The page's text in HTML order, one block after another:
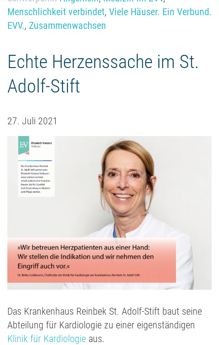
Menschlichkeit verbindet, Viele Häuser. Ein Verbund.
EVV., Zusammenwachsen
Echte Herzenssache im St.
Adolf-Stift
27. Juli 2021
Das Krankenhaus Reinbek St. Adolf-Stift baut seine
Abteilung für Kardiologie zu einer eigenständigen
Klinik für Kardiologie aus.